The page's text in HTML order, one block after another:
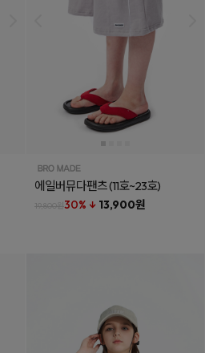
에일버뮤다팬츠(11호~23호)
19,800원30% ↓ 13,900원